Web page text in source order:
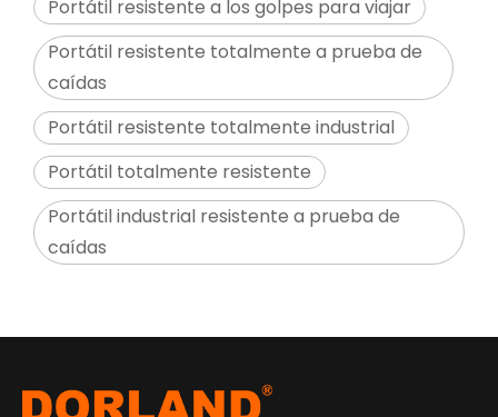
Portátil resistente a los golpes para viajar
Portátil resistente totalmente a prueba de
caídas
Portátil resistente totalmente industrial
Portátil totalmente resistente
Portátil industrial resistente a prueba de
caídas